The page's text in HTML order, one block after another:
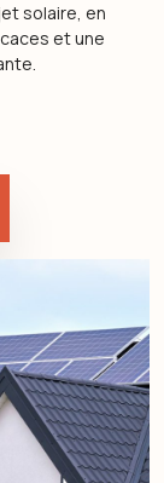
solaire, en
et une